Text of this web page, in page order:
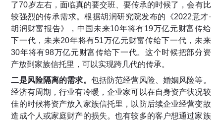
了70岁左右，面临真的要交班、要传承的时候了，会有比
较强烈的传承需求。根据胡润研究院发布的《2022意才·
胡润财富报告》，中国未来10年将有19万亿元财富传给
下一代，未来20年将有51万亿元财富传给下一代，未来
30年将有98万亿元财富传给下一代。这个时候把部分资
产放到家族信托里，可以实现跨几代的传承。
二是风险隔离的需求。 包括防范经营风险、婚姻风险等。
经济有周期，行业有冷暖，企业家可以在自身资产状况较
佳的时候将资产放入家族信托里，以防后续企业经营变故
造成个人或家庭财产的损失。也有较多的客户想通过家族